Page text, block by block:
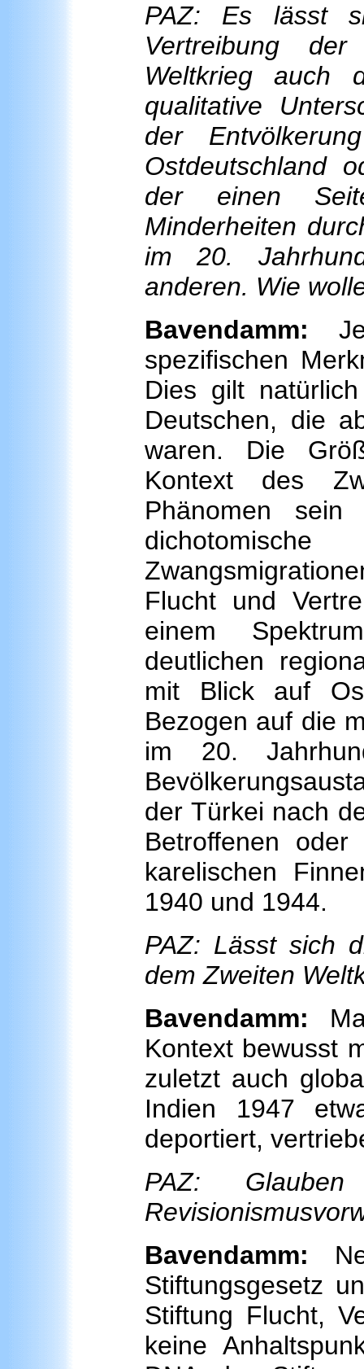
PAZ: Es lässt
Vertreibung
Weltkrieg auch
qualitative
der
Ostdeutschland
der einen
Minderheiten
im 20.
anderen. Wie
Bavendamm:
spezifischen
Dies gilt
Deutschen, die
waren. Die
Kontext des
Phänomen
Flucht und
einem
deutlichen
mit Blick auf
Bezogen auf die
im 20.
der Türkei nach
Betroffenen
karelischen
1940 und 1944.
PAZ: Lässt sich
dem Zweiten
Bavendamm:
Kontext bewusst
zuletzt auch
Indien 1947
deportiert,
PAZ:
Bavendamm:
Stiftungsgesetz
Stiftung Flucht,
keine